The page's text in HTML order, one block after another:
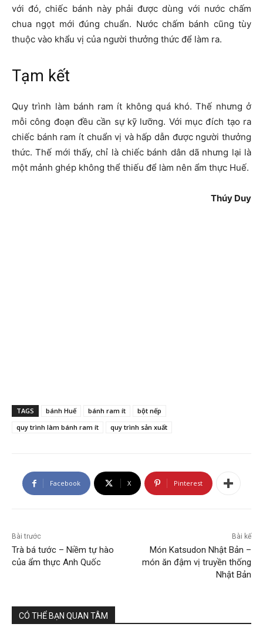
với đó, chiếc bánh này phải được dùng với nước chấm
chua ngọt mới đúng chuẩn. Nước chấm bánh cũng tùy
thuộc vào khẩu vị của người thưởng thức để làm ra.
Tạm kết
Quy trình làm bánh ram ít không quá khó. Thế nhưng ở
mỗi công đoạn đều cần sự kỹ lưỡng. Với mục đích tạo ra
chiếc bánh ram ít chuẩn vị và hấp dẫn được người thưởng
thức. Thế mới thấy, chỉ là chiếc bánh dân dã nhưng lại là
một mảnh ghép không thể thiếu để làm nên ẩm thực Huế.
Thúy Duy
TAGS bánh Huế bánh ram ít
bột nếp
quy trình làm bánh ram ít
quy trình sản xuất
Facebook X Pinterest
Bài trước
Trà bá tước – Niềm tự hào
của ẩm thực Anh Quốc
Bài kế
Món Katsudon Nhật Bản –
món ăn đậm vị truyền thống
Nhật Bản
CÓ THỂ BẠN QUAN TÂM